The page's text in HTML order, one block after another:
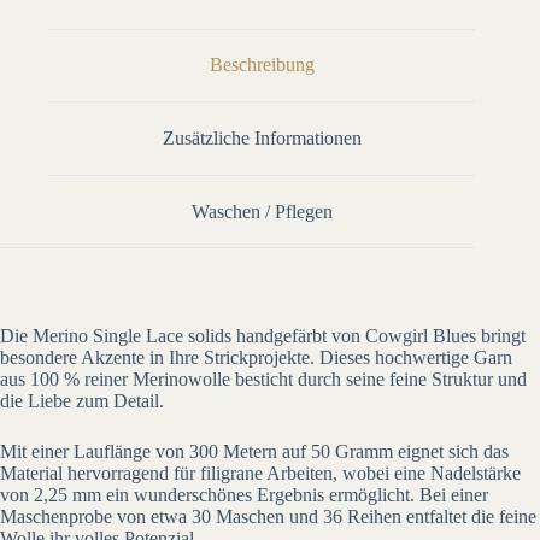
Beschreibung
Zusätzliche Informationen
Waschen / Pflegen
Die Merino Single Lace solids handgefärbt von Cowgirl Blues bringt
besondere Akzente in Ihre Strickprojekte. Dieses hochwertige Garn
aus 100 % reiner Merinowolle besticht durch seine feine Struktur und
die Liebe zum Detail.
Mit einer Lauflänge von 300 Metern auf 50 Gramm eignet sich das
Material hervorragend für filigrane Arbeiten, wobei eine Nadelstärke
von 2,25 mm ein wunderschönes Ergebnis ermöglicht. Bei einer
Maschenprobe von etwa 30 Maschen und 36 Reihen entfaltet die feine